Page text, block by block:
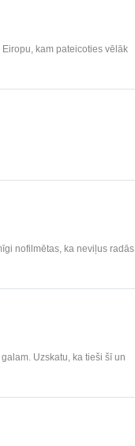
kam pateicoties vēlāk
nofilmētas, ka neviļus radās
Uzskatu, ka tieši šī un